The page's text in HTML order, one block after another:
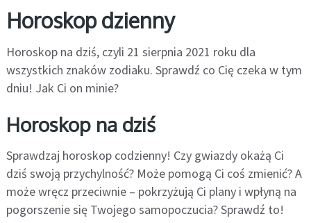
Horoskop dzienny
Horoskop na dziś, czyli 21 sierpnia 2021 roku dla
wszystkich znaków zodiaku. Sprawdź co Cię czeka w tym
dniu! Jak Ci on minie?
Horoskop na dziś
Sprawdzaj horoskop codzienny! Czy gwiazdy okażą Ci
dziś swoją przychylność? Może pomogą Ci coś zmienić? A
może wręcz przeciwnie – pokrzyżują Ci plany i wpłyną na
pogorszenie się Twojego samopoczucia? Sprawdź to!